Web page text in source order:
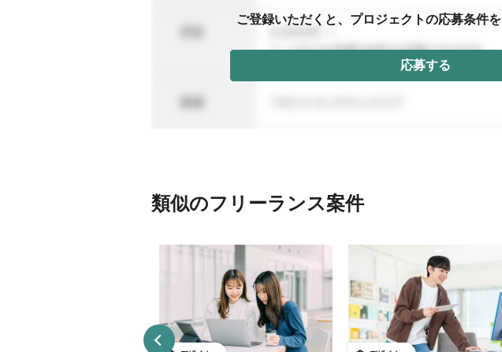
ご登録いただくと、プロジェクトの応募条件を
応募する
類似のフリーランス案件